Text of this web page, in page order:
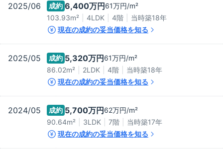
2025/06 成約 6,400万円61万円/m²
103.93m²
4LDK 4階 当時築18年
現在の成約の妥当価格を知る
2025/05 成約 5,320万円61万円/m²
86.02m²
2LDK 4階 当時築18年
現在の成約の妥当価格を知る
2024/05 成約 5,700万円62万円/m²
90.64m²
3LDK 7階 当時築17年
現在の成約の妥当価格を知る